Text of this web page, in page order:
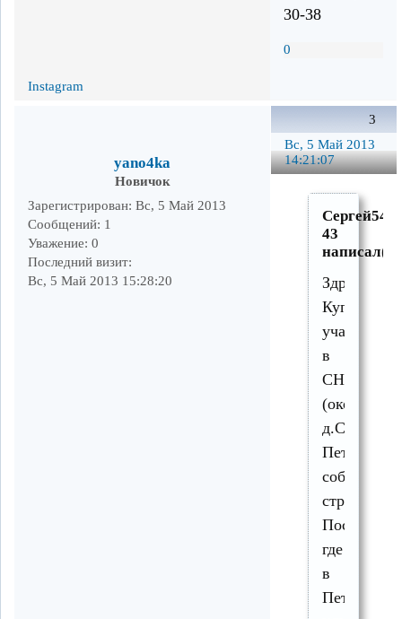
30-38
0
Instagram
3
Вс, 5 Май 2013
14:21:07
yano4ka
Новичок
Зарегистрирован: Вс, 5 Май 2013
Сообщений: 1
Уважение: 0
Последний визит:
Вс, 5 Май 2013 15:28:20
Сергей54-
43
Купил
участок
в
СНТ
(около
д.Старые
Петушки),
собираюсь
строиться.
где
в
Петушках